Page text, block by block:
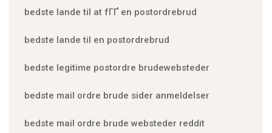
bedste lande til at fГҐ en postordrebrud
bedste lande til en postordrebrud
bedste legitime postordre brudewebsteder
bedste mail ordre brude sider anmeldelser
bedste mail ordre brude websteder reddit